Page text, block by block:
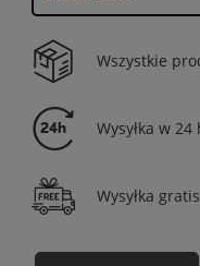
Wszystkie
Wysyłka w 24
Wysyłka